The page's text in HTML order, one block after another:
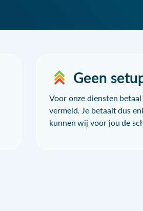
Geen
Voor onze diensten
vermeld. Je betaalt dus
kunnen wij voor jou de